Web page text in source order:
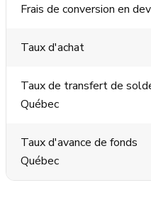
Frais de conversion en
Taux d'achat
Taux de transfert de
Québec
Taux d'avance de fonds
Québec